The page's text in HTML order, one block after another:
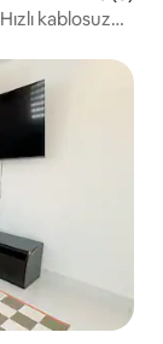
kablosuz